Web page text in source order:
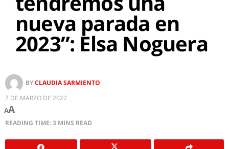
nueva parada en
2023”: Elsa Noguera
BYCLAUDIA SARMIENTO
7 DE MARZO DE 2022
AA
READING TIME: 3 MINS READ